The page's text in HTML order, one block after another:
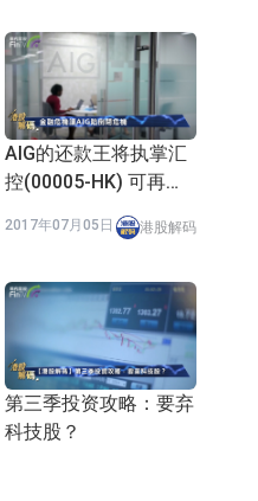
AIG的还款王将执掌汇
控(00005-HK) 可再创
2017年07月05日 港股解码
第三季投资攻略：要弃
科技股？